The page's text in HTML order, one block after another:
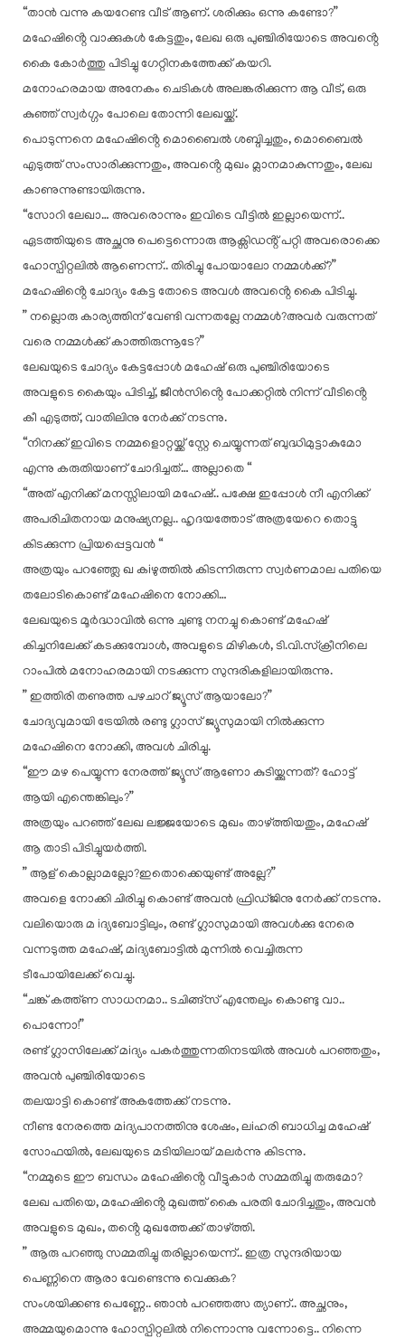
“താൻ വന്നു കയറേണ്ട വീട് ആണ്. ശരിക്കും ഒന്നു കണ്ടോ?”
മഹേഷിൻ്റെ വാക്കുകൾ കേട്ടതും, ലേഖ ഒരു പുഞ്ചിരിയോടെ അവൻ്റെ
കൈ കോർത്തു പിടിച്ചു ഗേറ്റിനകത്തേക്ക് കയറി.
മനോഹരമായ അനേകം ചെടികൾ അലങ്കരിക്കുന്ന ആ വീട്, ഒരു
കുഞ്ഞ് സ്വർഗ്ഗം പോലെ തോന്നി ലേഖയ്ക്ക്.
പൊടുന്നനെ മഹേഷിൻ്റെ മൊബൈൽ ശബ്ദിച്ചതും, മൊബൈൽ
എടുത്ത് സംസാരിക്കുന്നതും, അവൻ്റെ മുഖം മ്ലാനമാകുന്നതും, ലേഖ
കാണുന്നുണ്ടായിരുന്നു.
“സോറി ലേഖാ… അവരൊന്നും ഇവിടെ വീട്ടിൽ ഇല്ലായെന്ന്..
ഏടത്തിയുടെ അച്ഛനു പെട്ടെന്നൊരു ആക്സിഡൻ്റ് പറ്റി അവരൊക്കെ
ഹോസ്പിറ്റലിൽ ആണെന്ന്.. തിരിച്ചു പോയാലോ നമ്മൾക്ക്?”
മഹേഷിൻ്റെ ചോദ്യം കേട്ട തോടെ അവൾ അവൻ്റെ കൈ പിടിച്ചു.
” നല്ലൊരു കാര്യത്തിന് വേണ്ടി വന്നതല്ലേ നമ്മൾ?അവർ വരുന്നത്
വരെ നമ്മൾക്ക് കാത്തിരുന്നൂടേ?”
ലേഖയുടെ ചോദ്യം കേട്ടപ്പോൾ മഹേഷ് ഒരു പുഞ്ചിരിയോടെ
അവളുടെ കൈയും പിടിച്ച്, ജീൻസിൻ്റെ പോക്കറ്റിൽ നിന്ന് വീടിൻ്റെ
കീ എടുത്ത്, വാതിലിനു നേർക്ക് നടന്നു.
“നിനക്ക് ഇവിടെ നമ്മളൊറ്റയ്ക്ക് സ്റ്റേ ചെയ്യുന്നത് ബുദ്ധിമുട്ടാകുമോ
എന്നു കരുതിയാണ് ചോദിച്ചത്… അല്ലാതെ “
“അത് എനിക്ക് മനസ്സിലായി മഹേഷ്.. പക്ഷേ ഇപ്പോൾ നീ എനിക്ക്
അപരിചിതനായ മനുഷ്യനല്ല.. ഹൃദയത്തോട് അത്രയേറെ തൊട്ടു
കിടക്കുന്ന പ്രിയപ്പെട്ടവൻ “
അത്രയും പറഞ്ഞ്ലേ ഖ കiഴുത്തിൽ കിടന്നിരുന്ന സ്വർണമാല പതിയെ
തലോടികൊണ്ട് മഹേഷിനെ നോക്കി…
ലേഖയുടെ മൂർദ്ധാവിൽ ഒന്നു ചുണ്ടു നനച്ചു കൊണ്ട് മഹേഷ്
കിച്ചനിലേക്ക് കടക്കുമ്പോൾ, അവളുടെ മിഴികൾ, ടി.വി.സ്ക്രീനിലെ
റാംപിൽ മനോഹരമായി നടക്കുന്ന സുന്ദരികളിലായിരുന്നു.
” ഇത്തിരി തണുത്ത പഴചാറ് ജ്യൂസ് ആയാലോ?”
ചോദ്യവുമായി ട്രേയിൽ രണ്ടു ഗ്ലാസ് ജ്യൂസുമായി നിൽക്കുന്ന
മഹേഷിനെ നോക്കി, അവൾ ചിരിച്ചു.
“ഈ മഴ പെയ്യുന്ന നേരത്ത് ജ്യൂസ് ആണോ കുടിയ്ക്കുന്നത്? ഹോട്ട്
ആയി എന്തെങ്കിലും?”
അത്രയും പറഞ്ഞ് ലേഖ ലജ്ജയോടെ മുഖം താഴ്ത്തിയതും, മഹേഷ്
ആ താടി പിടിച്ചുയർത്തി.
” ആള് കൊല്ലാമല്ലോ?ഇതൊക്കെയുണ്ട് അല്ലേ?”
അവളെ നോക്കി ചിരിച്ചു കൊണ്ട് അവൻ ഫ്രിഡ്ജിനു നേർക്ക് നടന്നു.
വലിയൊരു മ iദ്യബോട്ടിലും, രണ്ട് ഗ്ലാസുമായി അവൾക്കു നേരെ
വന്നടുത്ത മഹേഷ്, മiദ്യബോട്ടിൽ മുന്നിൽ വെച്ചിരുന്ന
ടീപോയിലേക്ക് വെച്ചു.
“ചങ്ക് കത്ത്ണ സാധനമാ.. ടചിങ്ങ്സ് എന്തേലും കൊണ്ടു വാ..
പൊന്നോ!”
രണ്ട് ഗ്ലാസിലേക്ക് മiദ്യം പകർത്തുന്നതിനടയിൽ അവൾ പറഞ്ഞതും,
അവൻ പുഞ്ചിരിയോടെ
തലയാട്ടി കൊണ്ട് അകത്തേക്ക് നടന്നു.
നീണ്ട നേരത്തെ മiദ്യപാനത്തിനു ശേഷം, ലiഹരി ബാധിച്ച മഹേഷ്
സോഫയിൽ, ലേഖയുടെ മടിയിലായ് മലർന്നു കിടന്നു.
“നമ്മുടെ ഈ ബന്ധം മഹേഷിൻ്റെ വീട്ടുകാർ സമ്മതിച്ചു തരുമോ?
ലേഖ പതിയെ, മഹേഷിൻ്റെ മുഖത്ത് കൈ പരതി ചോദിച്ചതും, അവൻ
അവളുടെ മുഖം, തൻ്റെ മുഖത്തേക്ക് താഴ്ത്തി.
” ആരു പറഞ്ഞു സമ്മതിച്ചു തരില്ലായെന്ന്.. ഇത്ര സുന്ദരിയായ
പെണ്ണിനെ ആരാ വേണ്ടെന്നു വെക്കുക?
സംശയിക്കണ്ട പെണ്ണേ.. ഞാൻ പറഞ്ഞത്സ ത്യാണ്.. അച്ഛനും,
അമ്മയുമൊന്നു ഹോസ്പിറ്റലിൽ നിന്നൊന്നു വന്നോട്ടെ.. നിന്നെ